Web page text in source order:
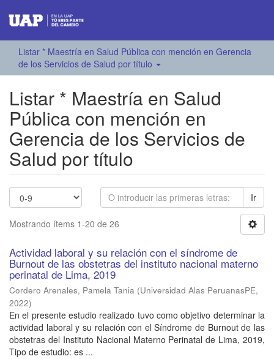
Listar * Maestría en Salud Pública con mención en Gerencia
de los Servicios de Salud por título
Listar * Maestría en Salud
Pública con mención en
Gerencia de los Servicios de
Salud por título
Ir
Mostrando ítems 1-20 de 26
Actividad laboral y su relación con el síndrome de
Burnout de las obstetras del instituto nacional materno
perinatal de Lima, 2019
Cordero Arenales, Pamela Tania (Universidad Alas PeruanasPE,
2022)
En el presente estudio realizado tuvo como objetivo determinar la
actividad laboral y su relación con el Síndrome de Burnout de las
obstetras del Instituto Nacional Materno Perinatal de Lima, 2019,
Tipo de estudio: es ...